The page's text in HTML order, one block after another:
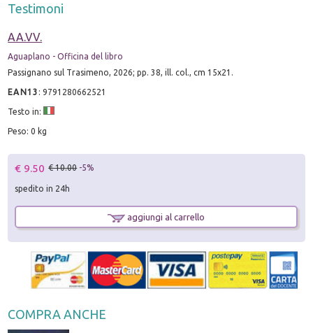
Testimoni
AA.VV.
Aguaplano - Officina del libro
Passignano sul Trasimeno, 2026; pp. 38, ill. col., cm 15x21.
EAN13 :9791280662521
Testo in:
Peso: 0 kg
€ 9.50 € 10.00 -5%
spedito in 24h
aggiungi al carrello
COMPRA ANCHE